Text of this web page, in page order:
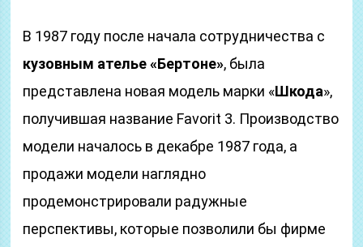
В 1987 году после начала сотрудничества с
кузовным ателье «Бертоне», была
представлена новая модель марки «Шкода»,
получившая название Favorit 3. Производство
модели началось в декабре 1987 года, а
продажи модели наглядно
продемонстрировали радужные
перспективы, которые позволили бы фирме